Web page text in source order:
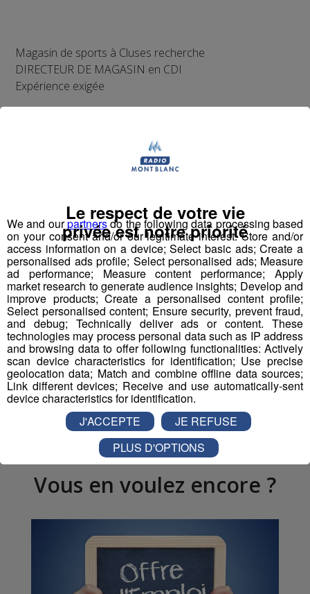
Magasin de sports à Cluses recherche
DIRECTEUR DE MAGASIN en CDI
Expérience exigée
Partager sur Facebook
Partager sur Twitter
Vous en voulez encore ?
We and ourpartnersdo the following data processing based
on your consent and/or our legitimate interest: Store and/or
access information on a device; Select basic ads; Create a
personalised ads profile; Select personalised ads; Measure
ad performance; Measure content performance; Apply
market research to generate audience insights; Develop and
improve products; Create a personalised content profile;
Select personalised content; Ensure security, prevent fraud,
and debug; Technically deliver ads or content. These
technologies may process personal data such as IP address
and browsing data to offer following functionalities: Actively
scan device characteristics for identification; Use precise
geolocation data; Match and combine offline data sources;
Link different devices; Receive and use automatically-sent
device characteristics for identification.
Le respect de votre vie
privée est notre priorité
J'ACCEPTE
JE REFUSE
PLUS D'OPTIONS